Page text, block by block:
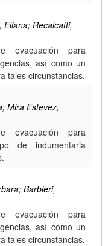
Eliana; Recalcatti,
evacuación para
así como un
tales circunstancias.
Mira Estevez,
evacuación para
de indumentaria
Barbieri,
evacuación para
así como un
tales circunstancias.